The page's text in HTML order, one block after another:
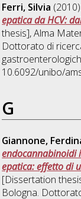
Ferri, Silvia
epatica da HCV:
thesis], Alma
Dottorato di
10.6092/unibo/
G
Giannone,
endocannabinoidi
epatica: effetto di
[Dissertation
Bologna.